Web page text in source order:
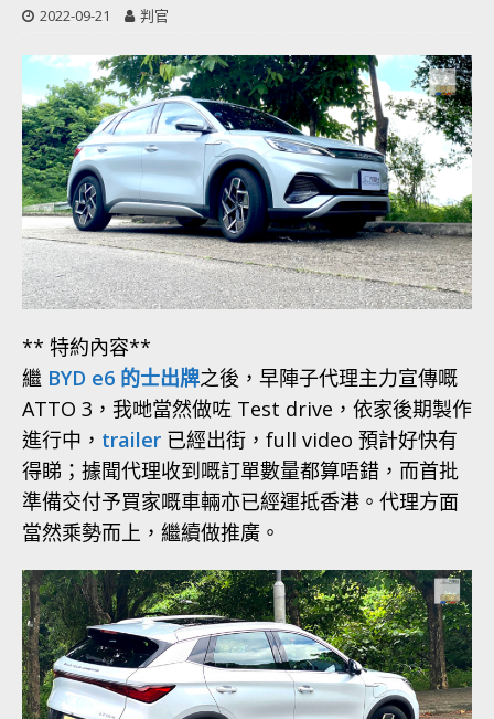
2022-09-21 判官
** 特約內容**
繼 BYD e6 的士出牌之後，早陣子代理主力宣傳嘅
ATTO 3，我哋當然做咗 Test drive，依家後期製作
進行中， trailer 已經出街，full video 預計好快有
得睇；據聞代理收到嘅訂單數量都算唔錯，而首批
準備交付予買家嘅車輛亦已經運抵香港。代理方面
當然乘勢而上，繼續做推廣。